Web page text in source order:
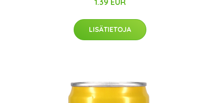
1.39 EUR
LISÄTIETOJA